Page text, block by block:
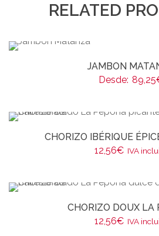
RELATED
JAMBON
Desde: 89,25
CHORIZO IBÉRIQUE
12,56€ IVA
CHORIZO DOUX LA
12,56€ IVA